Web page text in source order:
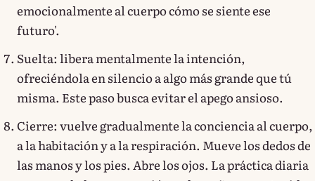
emocionalmente al cuerpo cómo se siente ese
futuro'.
Suelta: libera mentalmente la intención,
ofreciéndola en silencio a algo más grande que tú
misma. Este paso busca evitar el apego ansioso.
Cierre: vuelve gradualmente la conciencia al cuerpo,
a la habitación y a la respiración. Mueve los dedos de
las manos y los pies. Abre los ojos. La práctica diaria